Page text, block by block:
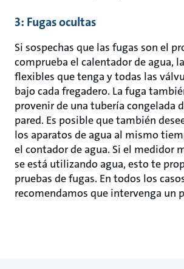
3: Fugas ocultas
Si sospechas que las fugas son el
comprueba el calentador de agua,
flexibles que tenga y todas las
bajo cada fregadero. La fuga
provenir de una tubería congelada
pared. Es posible que también
los aparatos de agua al mismo
el contador de agua. Si el medidor
se está utilizando agua, esto te
pruebas de fugas. En todos los
recomendamos que intervenga un